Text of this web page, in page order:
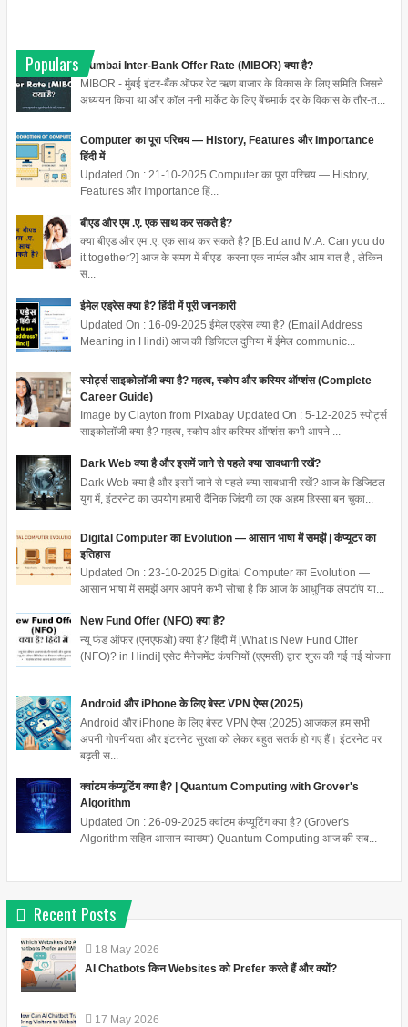
Populars
Mumbai Inter-Bank Offer Rate (MIBOR) क्या है?
MIBOR - मुंबई इंटर-बैंक ऑफर रेट ऋण बाजार के विकास के लिए समिति जिसने
अध्ययन किया था और कॉल मनी मार्केट के लिए बेंचमार्क दर के विकास के तौर-त...
Computer का पूरा परिचय — History, Features और Importance
हिंदी में
Updated On : 21-10-2025 Computer का पूरा परिचय — History,
Features और Importance हिं...
बीएड और एम .ए. एक साथ कर सकते है?
क्या बीएड और एम .ए. एक साथ कर सकते है? [B.Ed and M.A. Can you do
it together?] आज के समय में बीएड करना एक नार्मल और आम बात है , लेकिन
स...
ईमेल एड्रेस क्या है? हिंदी में पूरी जानकारी
Updated On : 16-09-2025 ईमेल एड्रेस क्या है? (Email Address
Meaning in Hindi) आज की डिजिटल दुनिया में ईमेल communic...
स्पोर्ट्स साइकोलॉजी क्या है? महत्व, स्कोप और करियर ऑप्शंस (Complete
Career Guide)
Image by Clayton from Pixabay Updated On : 5-12-2025 स्पोर्ट्स
साइकोलॉजी क्या है? महत्व, स्कोप और करियर ऑप्शंस कभी आपने ...
Dark Web क्या है और इसमें जाने से पहले क्या सावधानी रखें?
Dark Web क्या है और इसमें जाने से पहले क्या सावधानी रखें? आज के डिजिटल
युग में, इंटरनेट का उपयोग हमारी दैनिक जिंदगी का एक अहम हिस्सा बन चुका...
Digital Computer का Evolution — आसान भाषा में समझें | कंप्यूटर का
इतिहास
Updated On : 23-10-2025 Digital Computer का Evolution —
आसान भाषा में समझें अगर आपने कभी सोचा है कि आज के आधुनिक लैपटॉप या...
New Fund Offer (NFO) क्या है?
न्यू फंड ऑफर (एनएफओ) क्या है? हिंदी में [What is New Fund Offer
(NFO)? in Hindi] एसेट मैनेजमेंट कंपनियों (एएमसी) द्वारा शुरू की गई नई योजना
Android और iPhone के लिए बेस्ट VPN ऐप्स (2025)
Android और iPhone के लिए बेस्ट VPN ऐप्स (2025) आजकल हम सभी
अपनी गोपनीयता और इंटरनेट सुरक्षा को लेकर बहुत सतर्क हो गए हैं। इंटरनेट पर
बढ़ती स...
क्वांटम कंप्यूटिंग क्या है? | Quantum Computing with Grover's
Algorithm
Updated On : 26-09-2025 क्वांटम कंप्यूटिंग क्या है? (Grover's
Algorithm सहित आसान व्याख्या) Quantum Computing आज की सब...
Recent Posts
18 May 2026
AI Chatbots किन Websites को Prefer करते हैं और क्यों?
17 May 2026